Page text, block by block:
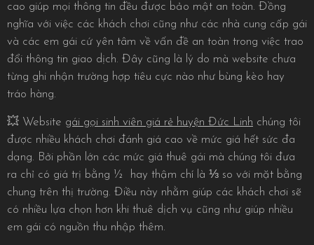
cao giúp mọi thông tin đều được bảo mật an toàn. Đồng
nghĩa với việc các khách chơi cũng như các nhà cung cấp gái
và các em gái cứ yên tâm về vấn đề an toàn trong việc trao
đổi thông tin giao dịch. Đây cũng là lý do mà website chưa
từng ghi nhận trường hợp tiêu cực nào như bùng kèo hay
tráo hàng.
💥 Website gái gọi sinh viên giá rẻ huyện Đức Linh chúng tôi
được nhiều khách chơi đánh giá cao về mức giá hết sức đa
dạng. Bởi phần lớn các mức giá thuê gái mà chúng tôi đưa
ra chỉ có giá trị bằng ½ hay thậm chí là ⅓ so với mặt bằng
chung trên thị trường. Điều này nhằm giúp các khách chơi sẽ
có nhiều lựa chọn hơn khi thuê dịch vụ cũng như giúp nhiều
em gái có nguồn thu nhập thêm.